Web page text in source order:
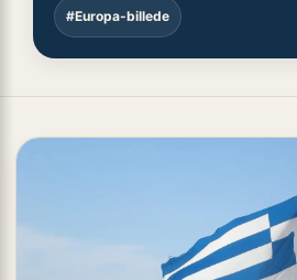
#Europa-billede